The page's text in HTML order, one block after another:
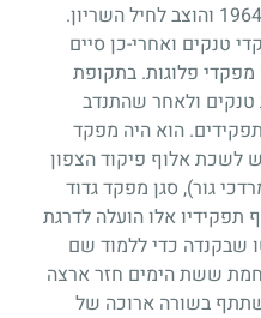
1964 והוצב לחיל השריון.
טנקים ואחרי-כן סיים
מפקדי פלוגות. בתקופת
ולאחר שהתנדב
הוא היה מפקד
לשכת אלוף פיקוד הצפון
גור), סגן מפקד גדוד
תפקידיו אלו הועלה לדרגת
שבקנדה כדי ללמוד שם
ששת הימים חזר ארצה
בשורה ארוכה של